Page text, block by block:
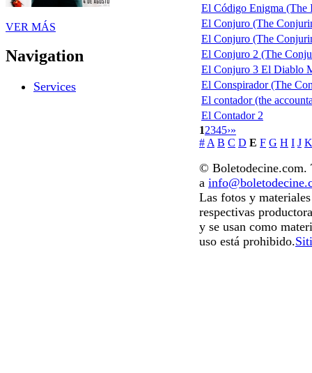
VER MÁS
Navigation
Services
El Código Enigma (The
El Conjuro (The
El Conjuro (The
El Conjuro 2 (The
El Conjuro 3 El Diablo
El Conspirador (The
El contador (the
El Contador 2
12345›»
# A B C D E F G H I J K
© Boletodecine.com.
a
Las fotos y
respectivas
y se usan como
uso está prohibido.